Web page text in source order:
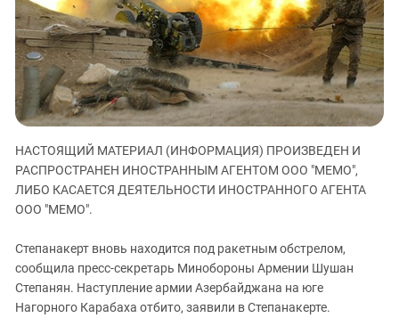
ЗАСТАВЛЯЕТ
КАВКАЗ ЗА ПАЛЕСТИНУ
ИНАКОМЫСЛИЕ В ЧЕЧНЕ
ПРЕСЛЕДОВАНИЕ АКТИВИСТОВ
МОБИЛИЗАЦИЯ И ПРОТЕСТЫ
Дагестан
Ингушетия
Кабардино-Балкария
Калмыкия
Карачаево-Черкесия
Краснодарский край
Российская Федерация
Северная Осетия - Алания
СКФО
Ставропольский край
НАСТОЯЩИЙ МАТЕРИАЛ (ИНФОРМАЦИЯ) ПРОИЗВЕДЕН И
РАСПРОСТРАНЕН ИНОСТРАННЫМ АГЕНТОМ ООО "МЕМО",
ЛИБО КАСАЕТСЯ ДЕЯТЕЛЬНОСТИ ИНОСТРАННОГО АГЕНТА
ООО "МЕМО".
Степанакерт вновь находится под ракетным обстрелом,
сообщила пресс-секретарь Минобороны Армении Шушан
Степанян. Наступление армии Азербайджана на юге
Нагорного Карабаха отбито, заявили в Степанакерте.